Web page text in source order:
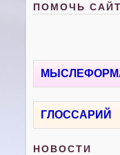
ПОМОЧЬ
ГЛОССАРИЙ
НОВОСТИ